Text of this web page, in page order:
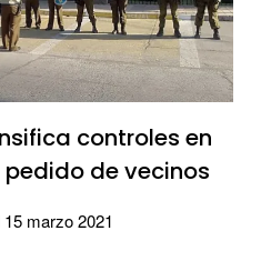
controles en
pedido de vecinos
marzo 2021